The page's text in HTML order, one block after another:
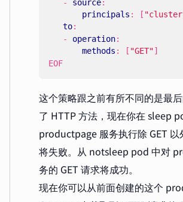
- source:
principals : [
to:
- operation:
methods : [ "GET"]
EOF
这个策略跟之前有所不同的是最
了 HTTP 方法，现在你在 sleep
productpage 服务执行除 GET 以
将失败。从 notsleep pod 中对
务的 GET 请求将成功。
现在你可以从前面创建的这个